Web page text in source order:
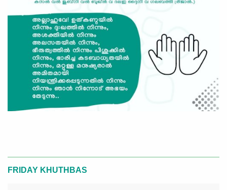
FRIDAY KHUTHBAS